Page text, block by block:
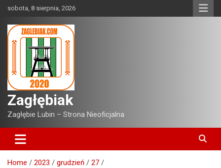
content
sobota, 8 sierpnia, 2026
Zagłębiak
Zagłębie Lubin – Strona Nieoficjalna
Home 2023 grudzień
27